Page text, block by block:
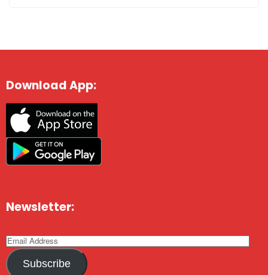
Download App:
Newsletter:
Subscribe